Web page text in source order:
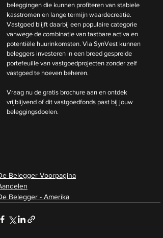
beleggingen die kunnen profiteren van stabiele
kasstromen en lange termijn waardecreatie.
Vastgoed blijft daarbij een populaire categorie
vanwege de combinatie van tastbare activa en
potentiële huurinkomsten. Via SynVest kunnen
beleggers investeren in een breed gespreide
portefeuille van vastgoedprojecten zonder zelf
vastgoed te hoeven beheren.
Vraag nu de gratis brochure aan en ontdek
vrijblijvend of dit vastgoedfonds past bij jouw
beleggingsdoelen.
Belegger Voorpagina
Belegger - Amerika